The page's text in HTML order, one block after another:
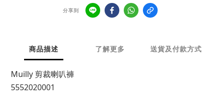
分享到
商品描述 了解更多 送貨及付款方式
Muilly 剪裁喇叭褲
5552020001